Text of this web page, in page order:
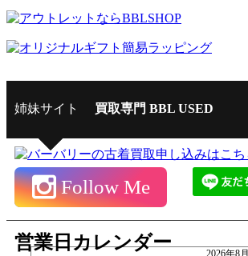
姉妹サイト 買取専門 BBL USED
Follow Me
営業日カレンダー
2026年8月